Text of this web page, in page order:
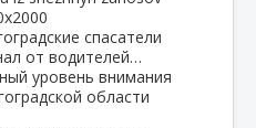
спасатели
от водителей…
уровень внимания
области